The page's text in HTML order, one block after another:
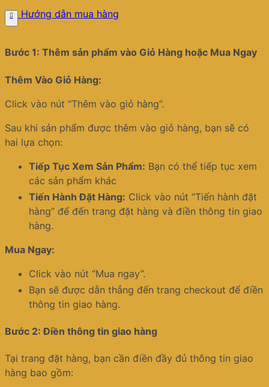
Hướng dẫn mua hàng
Bước 1: Thêm sản phẩm vào Giỏ Hàng hoặc Mua Ngay
Thêm Vào Giỏ Hàng:
Click vào nút “Thêm vào giỏ hàng”.
Sau khi sản phẩm được thêm vào giỏ hàng, bạn sẽ có
hai lựa chọn:
Tiếp Tục Xem Sản Phẩm: Bạn có thể tiếp tục xem
các sản phẩm khác
Tiến Hành Đặt Hàng: Click vào nút “Tiến hành đặt
hàng” để đến trang đặt hàng và điền thông tin giao
hàng.
Mua Ngay:
Click vào nút “Mua ngay”.
Bạn sẽ được dẫn thẳng đến trang checkout để điền
thông tin giao hàng.
Bước 2: Điền thông tin giao hàng
Tại trang đặt hàng, bạn cần điền đầy đủ thông tin giao
hàng bao gồm: